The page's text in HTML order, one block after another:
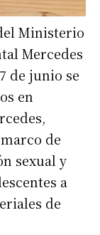
Ministerio
Mercedes
de junio se
en
de
sexual y
a
de